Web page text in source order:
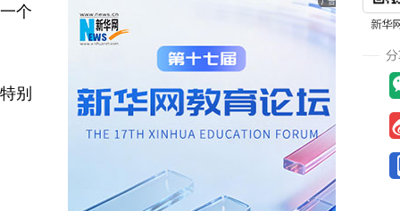
个
别